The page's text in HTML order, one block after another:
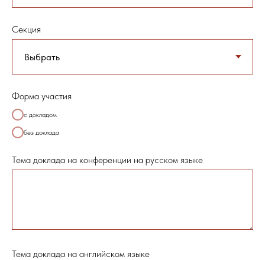
Секция
Форма участия
с докладом
без доклада
Тема доклада на конференции на русском языке
Тема доклада на английском языке